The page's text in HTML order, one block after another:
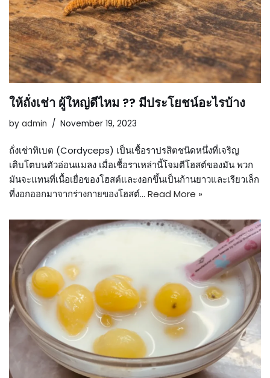
ให้ถั่งเช่า ผู้ใหญ่ดีไหม ?? มีประโยชน์อะไรบ้าง
by admin November 19, 2023
ถั่งเช่าทิเบต (Cordyceps) เป็นเชื้อราปรสิตชนิดหนึ่งที่เจริญ
เติบโตบนตัวอ่อนแมลง เมื่อเชื้อราเหล่านี้โจมตีโฮสต์ของมัน พวก
มันจะแทนที่เนื้อเยื่อของโฮสต์และงอกขึ้นเป็นก้านยาวและเรียวเล็ก
ที่งอกออกมาจากร่างกายของโฮสต์… Read More »